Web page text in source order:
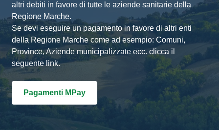
altri debiti in favore di tutte le aziende sanitarie della
Regione Marche.
Se devi eseguire un pagamento in favore di altri enti
della Regione Marche come ad esempio: Comuni,
Province, Aziende municipalizzate ecc. clicca il
seguente link.
Pagamenti MPay